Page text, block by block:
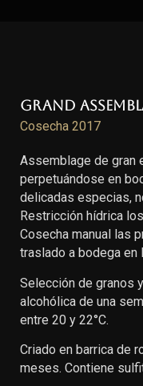
Grand
Cosecha 2017
Assemblage de gran
perpetuándose en
delicadas especias,
Restricción hídrica
Cosecha manual las
traslado a bodega en
Selección de granos
alcohólica de una
entre 20 y 22°C.
Criado en barrica de
meses. Contiene